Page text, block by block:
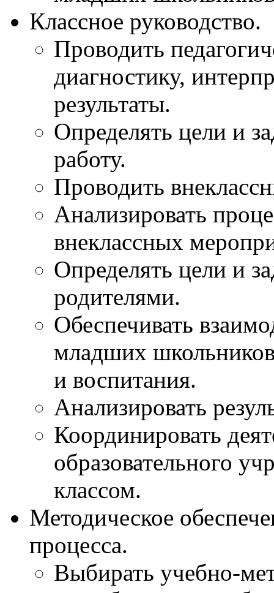
Классное руководство.
Проводить
диагностику,
результаты.
Определять цели и
работу.
Проводить
Анализировать
внеклассных
Определять цели и
родителями.
Обеспечивать
младших
и воспитания.
Анализировать
Координировать
образовательного
классом.
Методическое
процесса.
Выбирать учебно-